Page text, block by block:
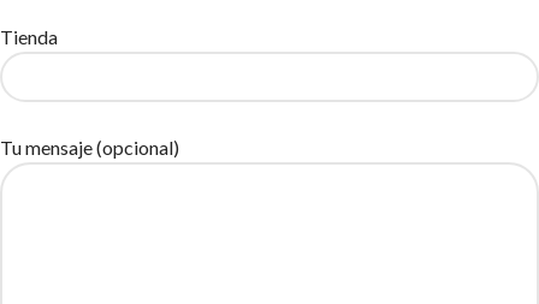
Tienda
Tu mensaje (opcional)